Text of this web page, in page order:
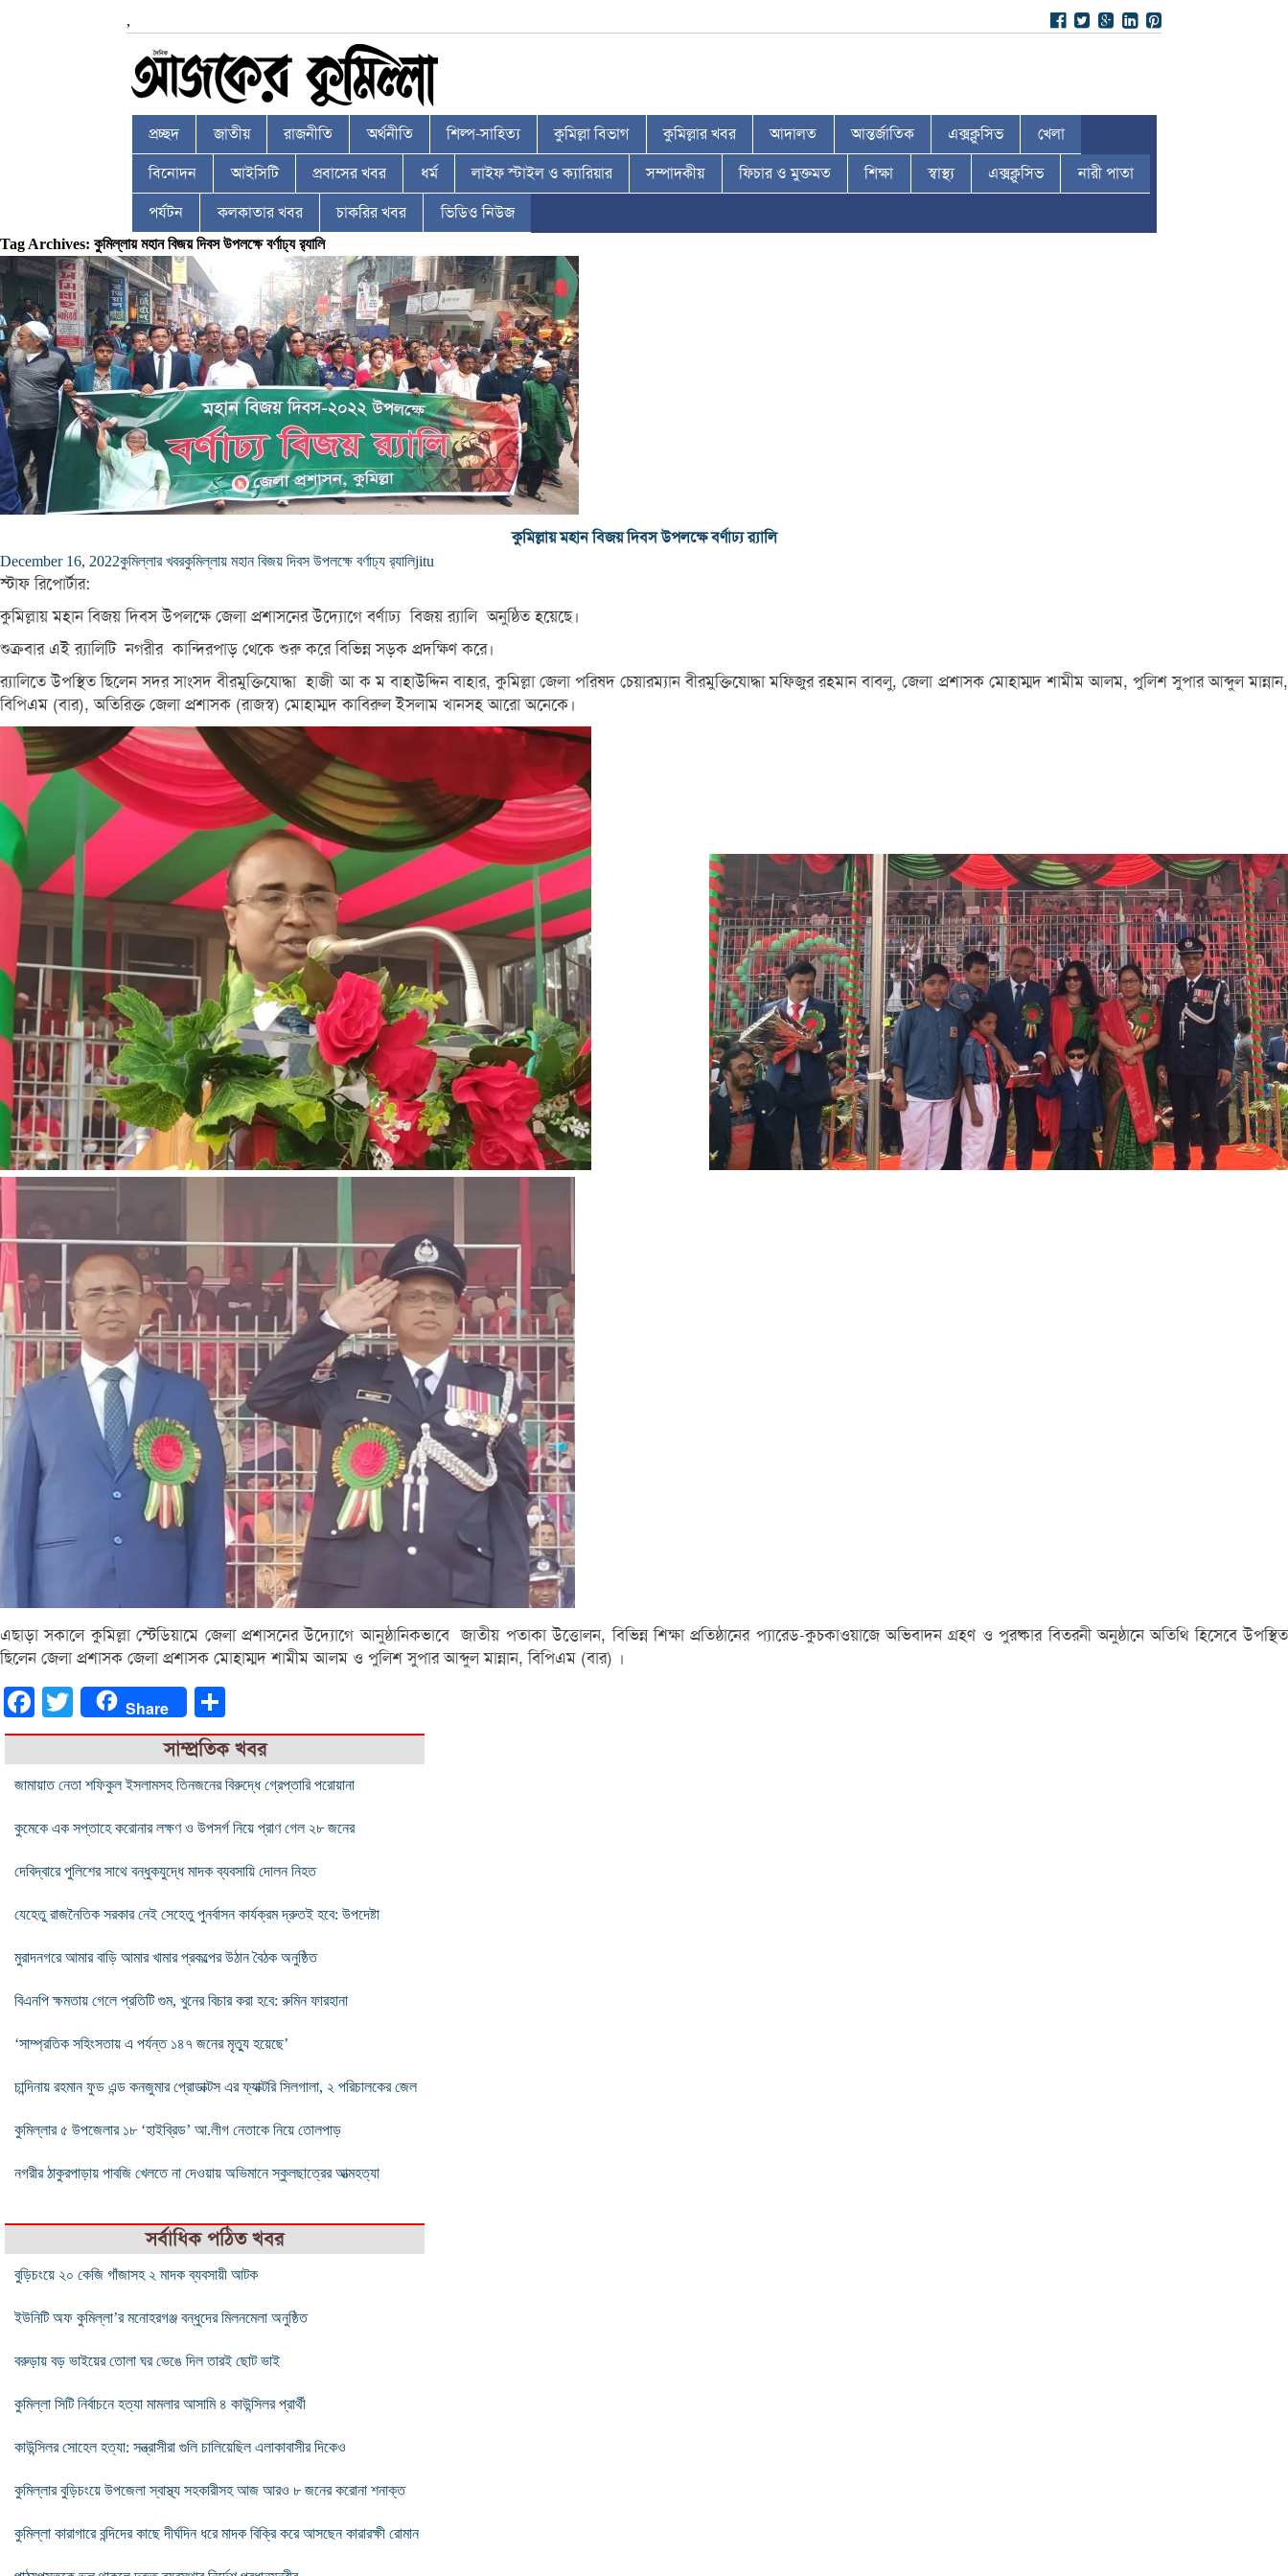
,
প্রচ্ছদ জাতীয় রাজনীতি অর্থনীতি শিল্প-সাহিত্য কুমিল্লা বিভাগ কুমিল্লার খবর আদালত আন্তর্জাতিক এক্সক্লুসিভ খেলা
বিনোদন আইসিটি প্রবাসের খবর ধর্ম লাইফ স্টাইল ও ক্যারিয়ার সম্পাদকীয় ফিচার ও মুক্তমত শিক্ষা স্বাস্থ্য এক্সক্লুসিভ নারী পাতা
পর্যটন কলকাতার খবর চাকরির খবর ভিডিও নিউজ
Tag Archives: কুমিল্লায় মহান বিজয় দিবস উপলক্ষে বর্ণাঢ্য র‌্যালি
কুমিল্লায় মহান বিজয় দিবস উপলক্ষে বর্ণাঢ্য র‌্যালি
December 16, 2022কুমিল্লার খবরকুমিল্লায় মহান বিজয় দিবস উপলক্ষে বর্ণাঢ্য র‌্যালিjitu
স্টাফ রিপোর্টার:
কুমিল্লায় মহান বিজয় দিবস উপলক্ষে জেলা প্রশাসনের উদ্যোগে বর্ণাঢ্য বিজয় র‌্যালি অনুষ্ঠিত হয়েছে।
শুক্রবার এই র‌্যালিটি নগরীর কান্দিরপাড় থেকে শুরু করে বিভিন্ন সড়ক প্রদক্ষিণ করে।
র‌্যালিতে উপস্থিত ছিলেন সদর সাংসদ বীরমুক্তিযোদ্ধা হাজী আ ক ম বাহাউদ্দিন বাহার, কুমিল্লা জেলা পরিষদ চেয়ারম্যান বীরমুক্তিযোদ্ধা মফিজুর রহমান বাবলু, জেলা প্রশাসক মোহাম্মদ শামীম আলম, পুলিশ সুপার আব্দুল মান্নান,
বিপিএম (বার), অতিরিক্ত জেলা প্রশাসক (রাজস্ব) মোহাম্মদ কাবিরুল ইসলাম খানসহ আরো অনেকে।
এছাড়া সকালে কুমিল্লা স্টেডিয়ামে জেলা প্রশাসনের উদ্যোগে আনুষ্ঠানিকভাবে জাতীয় পতাকা উত্তোলন, বিভিন্ন শিক্ষা প্রতিষ্ঠানের প্যারেড-কুচকাওয়াজে অভিবাদন গ্রহণ ও পুরষ্কার বিতরনী অনুষ্ঠানে অতিথি হিসেবে উপস্থিত
ছিলেন জেলা প্রশাসক জেলা প্রশাসক মোহাম্মদ শামীম আলম ও পুলিশ সুপার আব্দুল মান্নান, বিপিএম (বার) ।
FacebookTwitter Share
সাম্প্রতিক খবর
জামায়াত নেতা শফিকুল ইসলামসহ তিনজনের বিরুদ্ধে গ্রেপ্তারি পরোয়ানা
কুমেকে এক সপ্তাহে করোনার লক্ষণ ও উপসর্গ নিয়ে প্রাণ গেল ২৮ জনের
দেবিদ্বারে পুলিশের সাথে বন্ধুকযুদ্ধে মাদক ব্যবসায়ি দোলন নিহত
যেহেতু রাজনৈতিক সরকার নেই সেহেতু পুনর্বাসন কার্যক্রম দ্রুতই হবে: উপদেষ্টা
মুরাদনগরে আমার বাড়ি আমার খামার প্রকল্পের উঠান বৈঠক অনুষ্ঠিত
বিএনপি ক্ষমতায় গেলে প্রতিটি গুম, খুনের বিচার করা হবে: রুমিন ফারহানা
‘সাম্প্রতিক সহিংসতায় এ পর্যন্ত ১৪৭ জনের মৃত্যু হয়েছে’
চান্দিনায় রহমান ফুড এন্ড কনজুমার প্রোডাক্টস এর ফ্যাক্টরি সিলগালা, ২ পরিচালকের জেল
কুমিল্লার ৫ উপজেলার ১৮ ‘হাইব্রিড’ আ.লীগ নেতাকে নিয়ে তোলপাড়
নগরীর ঠাকুরপাড়ায় পাবজি খেলতে না দেওয়ায় অভিমানে স্কুলছাত্রের আত্মহত্যা
সর্বাধিক পঠিত খবর
বুড়িচংয়ে ২০ কেজি গাঁজাসহ ২ মাদক ব্যবসায়ী আটক
ইউনিটি অফ কুমিল্লা’র মনোহরগঞ্জ বন্ধুদের মিলনমেলা অনুষ্ঠিত
বরুড়ায় বড় ভাইয়ের তোলা ঘর ভেঙে দিল তারই ছোট ভাই
কুমিল্লা সিটি নির্বাচনে হত্যা মামলার আসামি ৪ কাউন্সিলর প্রার্থী
কাউন্সিলর সোহেল হত্যা: সন্ত্রাসীরা গুলি চালিয়েছিল এলাকাবাসীর দিকেও
কুমিল্লার বুড়িচংয়ে উপজেলা স্বাস্থ্য সহকারীসহ আজ আরও ৮ জনের করোনা শনাক্ত
কুমিল্লা কারাগারে বন্দিদের কাছে দীর্ঘদিন ধরে মাদক বিক্রি করে আসছেন কারারক্ষী রোমান